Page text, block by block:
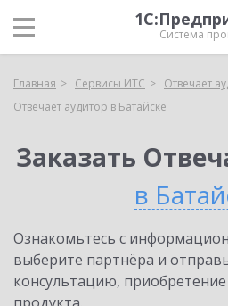
Система
Главная Сервисы ИТС
Отвечает
Отвечает аудитор в Батайске
Заказать
в
Ознакомьтесь с
выберите партнёра и
консультацию,